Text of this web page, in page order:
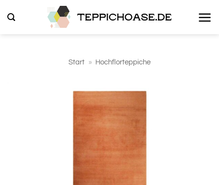
Inhalt
Start » Hochflorteppiche